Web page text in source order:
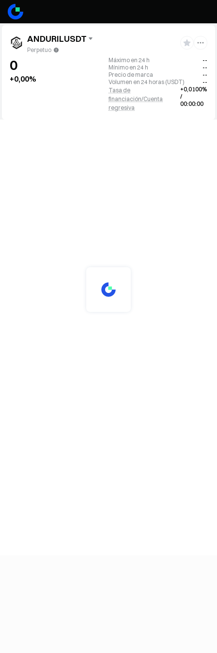
ANDURILUSDT
Perpetuo
0
+0,00%
Máximo en 24 h
--
Mínimo en 24 h
--
Precio de marca
--
Volumen en 24 horas (USDT)
--
Tasa de
financiación/Cuenta
regresiva
+0,0100%
/
00:00:00